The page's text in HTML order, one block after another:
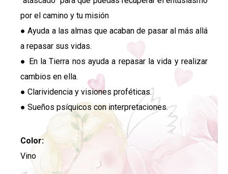
por el camino y tu misión
● Ayuda a las almas que acaban de pasar al más allá
a repasar sus vidas.
● En la Tierra nos ayuda a repasar la vida y realizar
cambios en ella.
● Clarividencia y visiones proféticas.
● Sueños psíquicos con interpretaciones.
Color:
Vino